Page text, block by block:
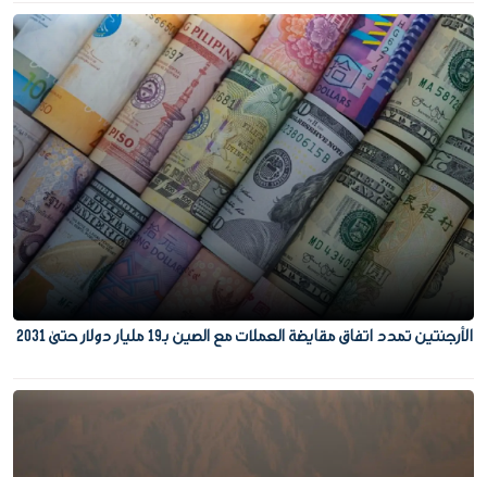
الأرجنتين تمدد اتفاق مقايضة العملات مع الصين بـ19 مليار دولار حتى 2031